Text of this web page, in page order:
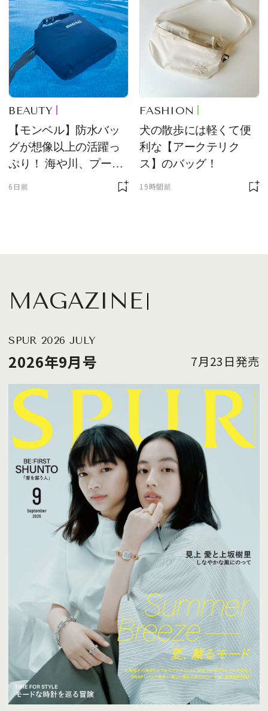
BEAUTY
【モンベル】防水バッ
グが想像以上の活躍っ
ぷり！ 海や川、プール
6日前
FASHION
犬の散歩には軽くて便
利な【アークテリク
ス】のバッグ！
19時間前
MAGAZINE
SPUR 2026 JULY
2026年9月号 7月23日発売